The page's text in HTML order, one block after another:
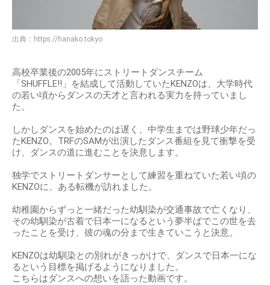
出典： https://hanako.tokyo
高校卒業後の2005年にストリートダンスチーム
「SHUFFLE!!」を結成して活動していたKENZOは、大学時代
の若い頃からダンスの天才と言われる実力を持っていまし
た。
しかしダンスを始めたのは遅く、中学生までは野球少年だっ
たKENZO。TRFのSAMが出演したダンス番組を見て衝撃を受
け、ダンスの道に進むことを決意します。
独学でストリートダンサーとして練習を重ねていた若い頃の
KENZOに、ある転機が訪れました。
幼稚園からずっと一緒だった幼馴染が交通事故で亡くなり、
その幼馴染が古着で日本一になるという夢半ばでこの世を去
ったことを受け、彼の魂の分まで生きていこうと決意。
KENZOは幼馴染との別れがきっかけで、ダンスで日本一にな
るという目標を掲げるようになりました。
こちらはダンスへの想いを語った動画です。